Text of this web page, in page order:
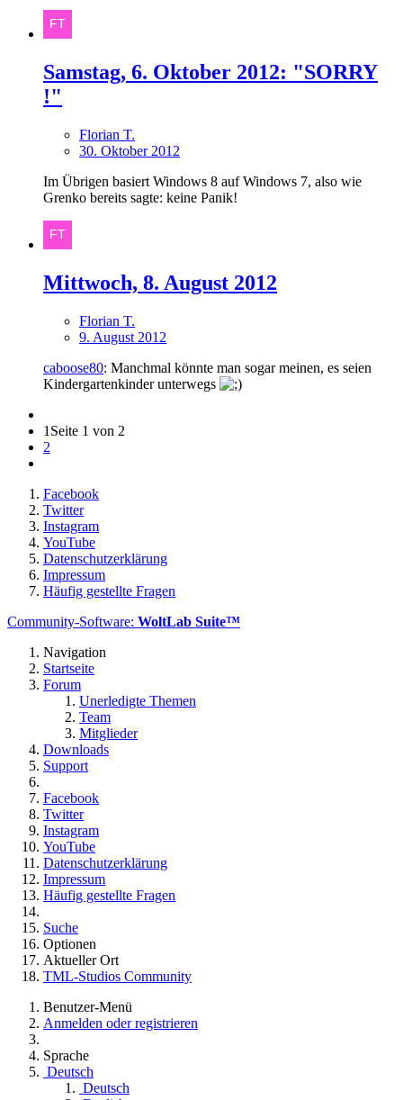
Samstag, 6. Oktober 2012: "SORRY
!"
Florian T.
30. Oktober 2012
Im Übrigen basiert Windows 8 auf Windows 7, also wie
Grenko bereits sagte: keine Panik!
Mittwoch, 8. August 2012
Florian T.
9. August 2012
caboose80: Manchmal könnte man sogar meinen, es seien
Kindergartenkinder unterwegs
1 Seite 1 von 2
2
Facebook
Twitter
Instagram
YouTube
Datenschutzerklärung
Impressum
Häufig gestellte Fragen
Community-Software: WoltLab Suite™
Navigation
Startseite
Forum
Unerledigte Themen
Team
Mitglieder
Downloads
Support
Facebook
Twitter
Instagram
YouTube
Datenschutzerklärung
Impressum
Häufig gestellte Fragen
Suche
Optionen
Aktueller Ort
TML-Studios Community
Benutzer-Menü
Anmelden oder registrieren
Sprache
Deutsch
Deutsch